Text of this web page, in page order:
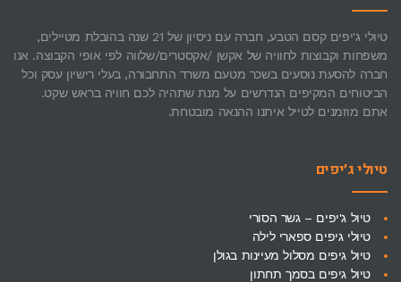
טיולי ג'יפים קסם הטבע, חברה עם ניסיון של 21 שנה בהובלת מטיילים,
משפחות וקבוצות לחוויה של אקשן /אקסטרים/שלווה לפי אופי הקבוצה. אנו
חברה להסעת נוסעים בשכר מטעם משרד התחבורה, בעלי רישיון עסק וכל
הביטוחים המקיפים הנדרשים על מנת שתהיה לכם חוויה בראש שקט.
אתם מוזמנים לטייל איתנו ההנאה מובטחת.
טיולי ג׳יפים
טיול ג'יפים – גשר הסורי
טיולי גיפים ספארי לילה
טיול גיפים מסלול מעיינות בגולן
טיול גיפים בסמך תחתון